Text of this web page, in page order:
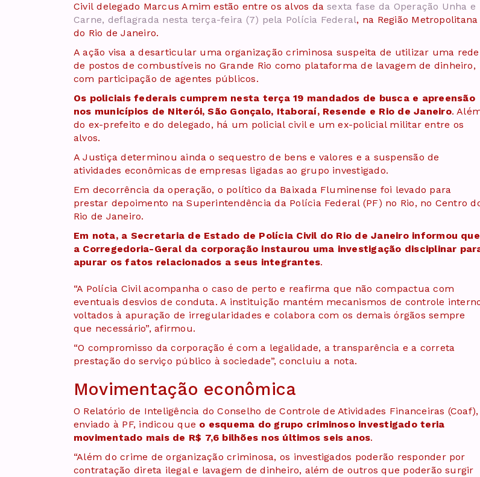
Civil delegado Marcus Amim estão entre os alvos dasexta fase da Operação Unha e
Carne, deflagrada nesta terça-feira (7) pela Polícia Federal, na Região Metropolitana
do Rio de Janeiro.
A ação visa a desarticular uma organização criminosa suspeita de utilizar uma rede
de postos de combustíveis no Grande Rio como plataforma de lavagem de dinheiro,
com participação de agentes públicos.
Os policiais federais cumprem nesta terça 19 mandados de busca e apreensão
nos municípios de Niterói, São Gonçalo, Itaboraí, Resende e Rio de Janeiro.
do ex-prefeito e do delegado, há um policial civil e um ex-policial militar entre os
alvos.
A Justiça determinou ainda o sequestro de bens e valores e a suspensão de
atividades econômicas de empresas ligadas ao grupo investigado.
Em decorrência da operação, o político da Baixada Fluminense foi levado para
prestar depoimento na Superintendência da Polícia Federal (PF) no Rio, no Centro
Rio de Janeiro.
Em nota, a Secretaria de Estado de Polícia Civil do Rio de Janeiro informou que
a Corregedoria-Geral da corporação instaurou uma investigação disciplinar
apurar os fatos relacionados a seus integrantes.
“A Polícia Civil acompanha o caso de perto e reafirma que não compactua com
eventuais desvios de conduta. A instituição mantém mecanismos de controle
voltados à apuração de irregularidades e colabora com os demais órgãos sempre
que necessário”, afirmou.
“O compromisso da corporação é com a legalidade, a transparência e a correta
prestação do serviço público à sociedade”, concluiu a nota.
Movimentação econômica
O Relatório de Inteligência do Conselho de Controle de Atividades Financeiras (Coaf),
enviado à PF, indicou que o esquema do grupo criminoso investigado teria
movimentado mais de R$ 7,6 bilhões nos últimos seis anos.
“Além do crime de organização criminosa, os investigados poderão responder por
contratação direta ilegal e lavagem de dinheiro, além de outros que poderão surgir